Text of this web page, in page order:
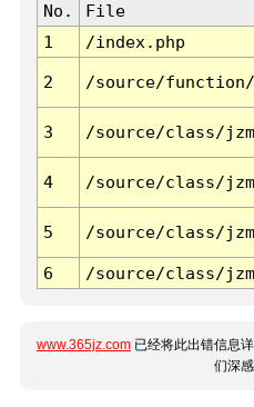
No. File
1
/index.php
2 /source/
3 /source/class/
4 /source/class/
5 /source/class/
6 /source/class/
www.365jz.com 已经将此出错信息
们深